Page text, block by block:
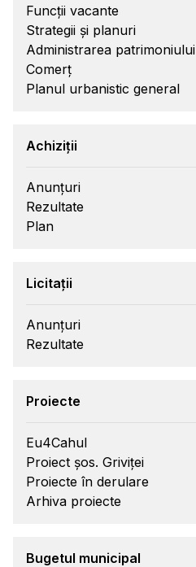
Funcții vacante
Strategii și planuri
Administrarea patrimoniului
Comerț
Planul urbanistic general
Achiziții
Anunțuri
Rezultate
Plan
Licitații
Anunțuri
Rezultate
Proiecte
Eu4Cahul
Proiect șos. Griviței
Proiecte în derulare
Arhiva proiecte
Bugetul municipal